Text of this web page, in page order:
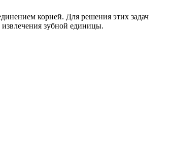
корней. Для решения этих задач
зубной единицы.